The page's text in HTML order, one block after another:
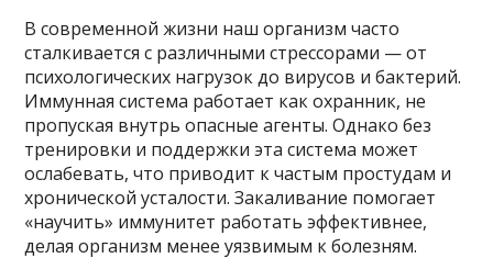
В современной жизни наш организм часто
сталкивается с различными стрессорами — от
психологических нагрузок до вирусов и бактерий.
Иммунная система работает как охранник, не
пропуская внутрь опасные агенты. Однако без
тренировки и поддержки эта система может
ослабевать, что приводит к частым простудам и
хронической усталости. Закаливание помогает
«научить» иммунитет работать эффективнее,
делая организм менее уязвимым к болезням.